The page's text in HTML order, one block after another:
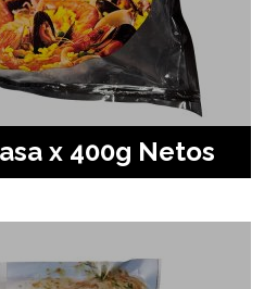
x 400g Netos